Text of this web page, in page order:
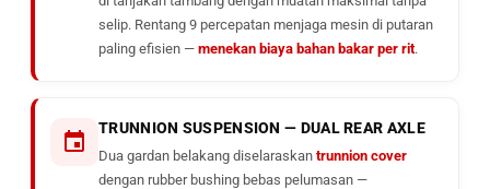
selip. Rentang 9 percepatan menjaga mesin di putaran
paling efisien — menekan biaya bahan bakar per rit.
TRUNNION SUSPENSION — DUAL REAR AXLE
Dua gardan belakang diselaraskan trunnion cover
dengan rubber bushing bebas pelumasan —